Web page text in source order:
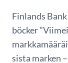
Finlands
böcker
sista marken